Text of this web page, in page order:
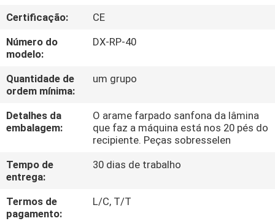
SOBRE
NÓS
EXCURSÃO
DA
FÁBRICA
CONTROLE
DA
QUALIDADE
Certificação:
CE
Número do
modelo:
DX-RP-40
Quantidade de
ordem mínima:
um grupo
Detalhes da
embalagem:
O arame farpado sanfona da lâmina
que faz a máquina está nos 20 pés do
recipiente. Peças sobresselen
Tempo de
entrega:
30 dias de trabalho
Termos de
pagamento:
L/C, T/T